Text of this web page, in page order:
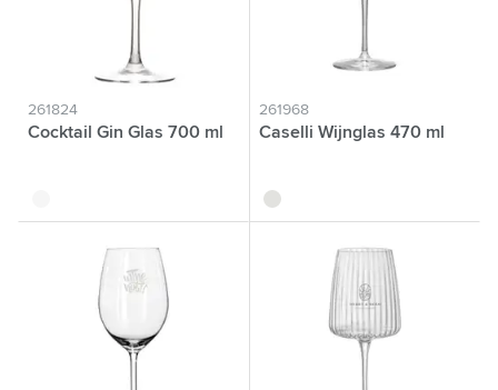
261824
Cocktail Gin Glas 700 ml
261968
Caselli Wijnglas 470 ml
translucide